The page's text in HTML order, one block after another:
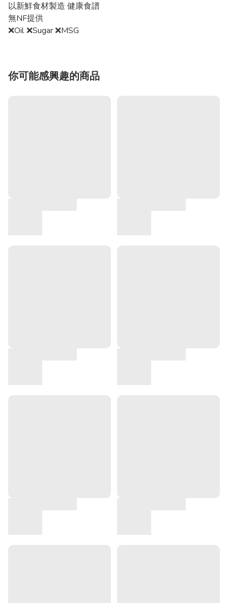
以新鮮食材製造 健康食譜
無NF提供
❌Oil ❌Sugar ❌MSG
你可能感興趣的商品